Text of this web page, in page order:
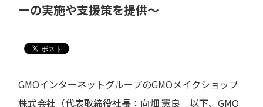
ーの実施や支援策を提供～
GMOインターネットグループのGMOメイクショップ
株式会社（代表取締役社長：向畑 憲良 以下、GMO